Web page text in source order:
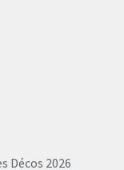
Décos 2026